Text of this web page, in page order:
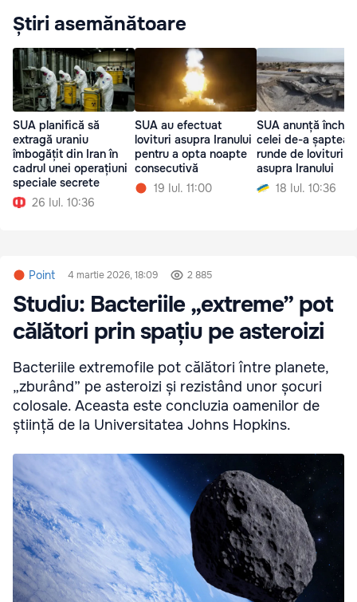
Știri asemănătoare
SUA planifică să
extragă uraniu
îmbogățit din Iran în
cadrul unei operațiuni
speciale secrete
26 Iul. 10:36
SUA au efectuat
lovituri asupra Iranului
pentru a opta noapte
consecutivă
19 Iul. 11:00
SUA anunță
celei de-a șaptea
runde de lovituri
asupra Iranului
18 Iul. 10:36
Point 4 martie 2026, 18:09 2 885
Studiu: Bacteriile „extreme” pot
călători prin spațiu pe asteroizi
Bacteriile extremofile pot călători între planete,
„zburând” pe asteroizi și rezistând unor șocuri
colosale. Aceasta este concluzia oamenilor de
știință de la Universitatea Johns Hopkins.